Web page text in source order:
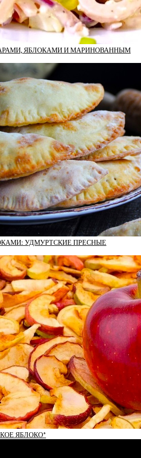
ЯБЛОКАМИ И МАРИНОВАННЫМ
УДМУРТСКИЕ ПРЕСНЫЕ
ЯБЛОКО*